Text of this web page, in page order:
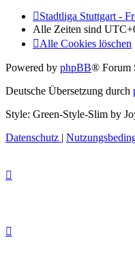
Stadtliga Stuttgart -
Alle Zeiten sind
Alle Cookies löschen
Powered by phpBB® Forum
Deutsche Übersetzung durch
Style: Green-Style-Slim by
Datenschutz |